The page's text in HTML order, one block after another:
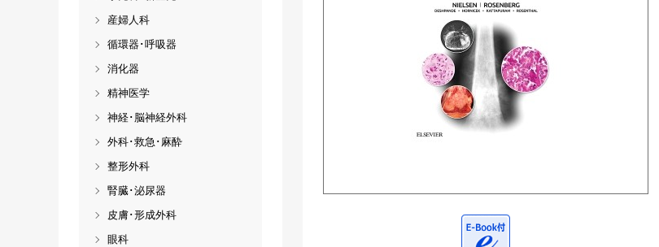
産婦人科
循環器･呼吸器
消化器
精神医学
神経･脳神経外科
外科･救急･麻酔
整形外科
腎臓･泌尿器
皮膚･形成外科
眼科